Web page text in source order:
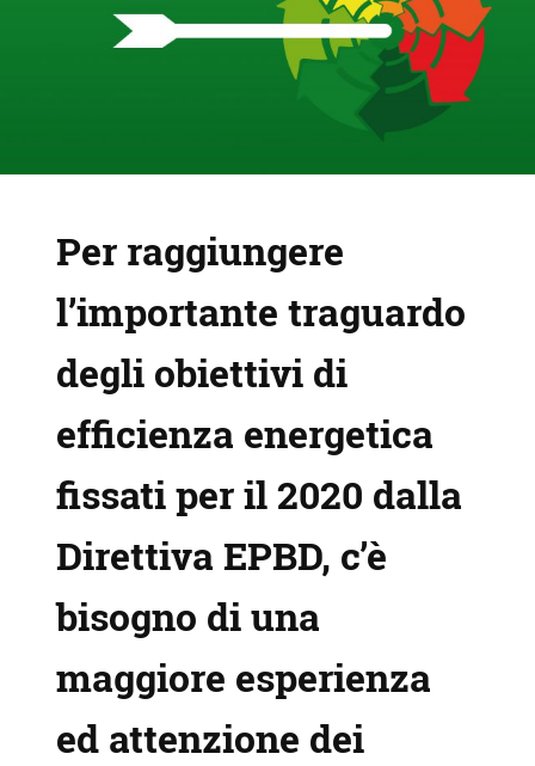
Per raggiungere
l’importante traguardo
degli obiettivi di
efficienza energetica
fissati per il 2020 dalla
Direttiva EPBD, c’è
bisogno di una
maggiore esperienza
ed attenzione dei